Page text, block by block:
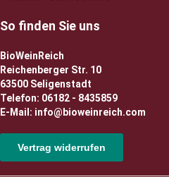
So finden Sie uns
BioWeinReich
Reichenberger Str. 10
63500 Seligenstadt
Telefon: 06182 - 8435859
E-Mail: info@bioweinreich.com
Vertrag widerrufen